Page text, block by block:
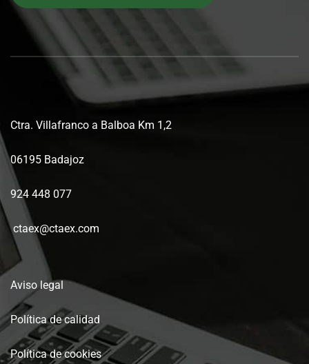
Ctra. Villafranco a Balboa Km 1,2
06195 Badajoz
924 448 077
ctaex@ctaex.com
Aviso legal
Política de calidad
Política de cookies